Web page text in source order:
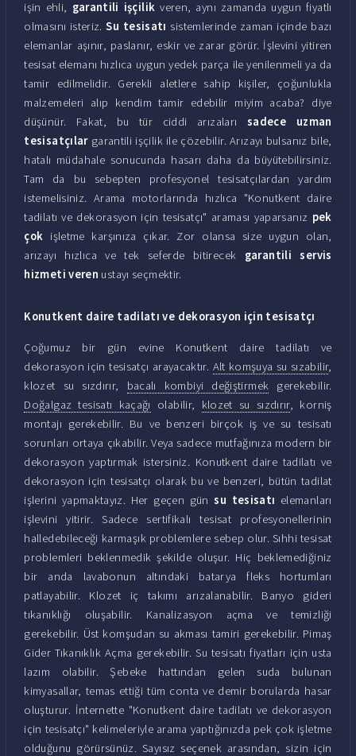
işin ehli, garantili işçilik veren, aynı zamanda uygun fiyatlı
olmasını isteriz.Su tesisatı sistemlerinde zaman içinde bazı
elemanlar aşınır, paslanır, eskir ve zarar görür. İşlevini yitiren
tesisat elemanı hızlıca uygun yedek parça ile yenilenmeli ya da
tamir edilmelidir. Gerekli aletlere sahip kişiler, çoğunlukla
malzemeleri alıp kendim tamir edebilir miyim acaba? diye
düşünür. Fakat, bu tür ciddi arızalarısadece uzman
tesisatçılargarantili işçilik ile çözebilir. Arızayı bulsanız bile,
hatalı müdahale sonucunda hasarı daha da büyütebilirsiniz.
Tam da bu sebepten profesyonel tesisatçılardan yardım
istemelisiniz. Arama motorlarında hızlıca "Konutkent daire
tadilatı ve dekorasyon için tesisatçı" araması yaparsanız pek
çok işletme karşınıza çıkar. Zor olansa size uygun olan,
arızayı hızlıca ve tek seferde bitirecek garantili servis
hizmeti veren ustayı seçmektir.
Konutkent daire tadilatı ve dekorasyon için tesisatçı
Çoğumuz bir gün evine Konutkent daire tadilatı ve
dekorasyon için tesisatçı arayacaktır. Alt komşuya su sızabilir,
klozet su sızdırır, bacalı kombiyi değiştirmek gerekebilir.
Doğalgaz tesisatı kaçağı
olabilir, klozet su sızdırır, korniş
montajı gerekebilir. Bu ve benzeri birçok iş ve su tesisatı
sorunları ortaya çıkabilir. Veya sadece mutfağınıza modern bir
dekorasyon yaptırmak istersiniz. Konutkent daire tadilatı ve
dekorasyon için tesisatçı olarak bu ve benzeri, bütün tadilat
işlerini yapmaktayız. Her geçen günsu tesisatı elemanları
işlevini yitirir. Sadece sertifikalı tesisat profesyonellerinin
halledebileceği karmaşık problemlere sebep olur. Sıhhi tesisat
problemleri beklenmedik şekilde oluşur. Hiç beklemediğiniz
bir anda lavabonun altındaki batarya fleks hortumları
patlayabilir. Klozet iç takımı arızalanabilir. Banyo gideri
tıkanıklığı oluşabilir. Kanalizasyon açma ve temizliği
gerekebilir. Üst komşudan su akması tamiri gerekebilir. Pimaş
Gider Tıkanıklık Açma gerekebilir. Su tesisatı fiyatları için usta
lazım olabilir. Şebeke hattından gelen suda bulunan
kimyasallar, temas ettiği tüm conta ve demir borularda hasar
oluşturur. İnternette "Konutkent daire tadilatı ve dekorasyon
için tesisatçı" kelimeleriyle arama yaptığınızda pek çok işletme
olduğunu görürsünüz. Sayısız seçenek arasından, sizin için